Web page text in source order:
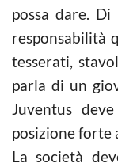
possa dare.
responsabilità
tesserati,
parla di un
Juventus
posizione forte
La società